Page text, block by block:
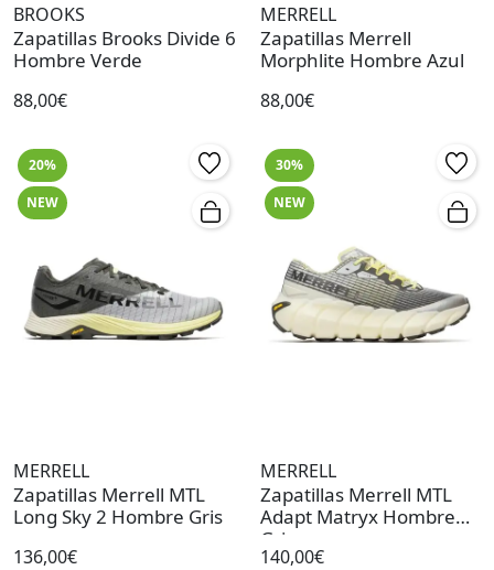
BROOKS
Zapatillas Brooks Divide 6
Hombre Verde
88,00€
MERRELL
Zapatillas Merrell
Morphlite Hombre Azul
88,00€
20%
NEW
MERRELL
Zapatillas Merrell MTL
Long Sky 2 Hombre Gris
136,00€
30%
NEW
MERRELL
Zapatillas Merrell MTL
Adapt Matryx Hombre
Gris
140,00€